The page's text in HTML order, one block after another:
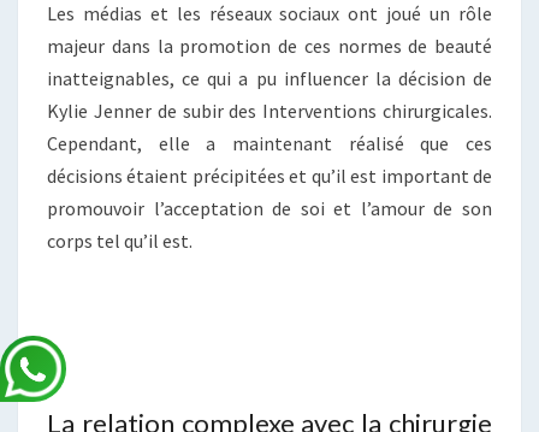
Les médias et les réseaux sociaux ont joué un rôle
majeur dans la promotion de ces normes de beauté
inatteignables, ce qui a pu influencer la décision de
Kylie Jenner de subir des Interventions chirurgicales.
Cependant, elle a maintenant réalisé que ces
décisions étaient précipitées et qu’il est important de
promouvoir l’acceptation de soi et l’amour de son
corps tel qu’il est.
La relation complexe avec la chirurgie